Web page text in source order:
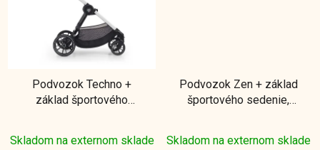
Podvozok Techno +
základ športového
Skladom na externom sklade
Podvozok Zen + základ
športového sedenie,
Skladom na externom sklade